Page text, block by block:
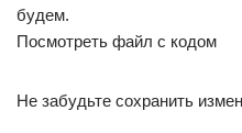
будем.
Посмотреть файл с кодом
Не забудьте сохранить